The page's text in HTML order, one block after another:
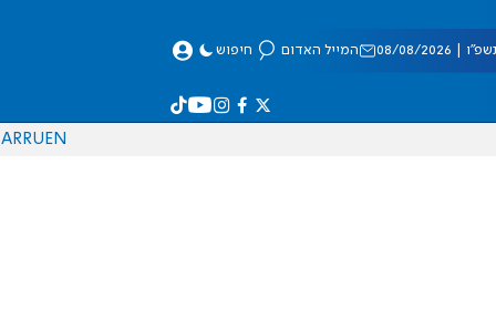
08/2026 המייל האדום חיפוש
EN
RU
AR